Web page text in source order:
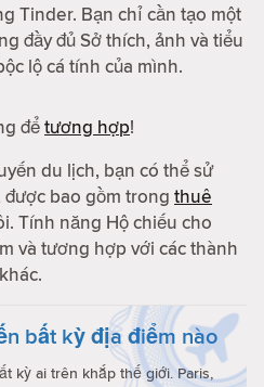
Tinder. Bạn chỉ cần tạo một
đầy đủ Sở thích, ảnh và tiểu
lộ cá tính của mình.
đểtương hợp!
du lịch, bạn có thể sử
được bao gồm trong thuê
Tính năng Hộ chiếu cho
và tương hợp với các thành
bất kỳ địa điểm nào
kỳ ai trên khắp thế giới. Paris,